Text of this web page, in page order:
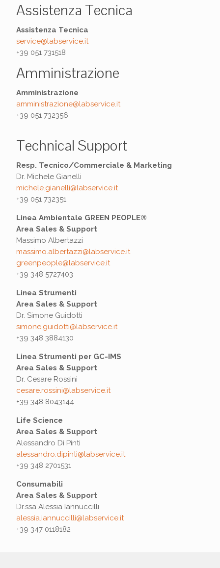
Assistenza Tecnica
Assistenza Tecnica
service@labservice.it
+39 051 731518
Amministrazione
Amministrazione
amministrazione@labservice.it
+39 051 732356
Technical Support
Resp. Tecnico/Commerciale & Marketing
Dr. Michele Gianelli
michele.gianelli@labservice.it
+39 051 732351
Linea Ambientale GREEN PEOPLE®
Area Sales & Support
Massimo Albertazzi
massimo.albertazzi@labservice.it
greenpeople@labservice.it
+39 348 5727403
Linea Strumenti
Area Sales & Support
Dr. Simone Guidotti
simone.guidotti@labservice.it
+39 348 3884130
Linea Strumenti per GC-IMS
Area Sales & Support
Dr. Cesare Rossini
cesare.rossini@labservice.it
+39 348 8043144
Life Science
Area Sales & Support
Alessandro Di Pinti
alessandro.dipinti@labservice.it
+39 348 2701531
Consumabili
Area Sales & Support
Dr.ssa Alessia Iannuccilli
alessia.iannuccilli@labservice.it
+39 347 0118182